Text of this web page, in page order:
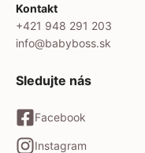
Kontakt
+421 948 291 203
info@babyboss.sk
Sledujte nás
Facebook
Instagram